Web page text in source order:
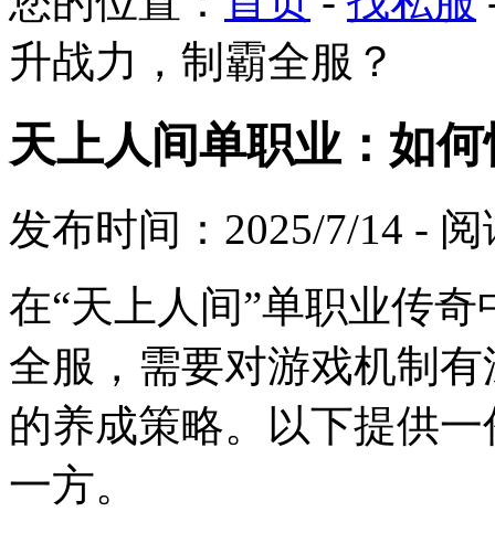
升战力，制霸全服？
天上人间单职业：如
发布时间：2025/7/14 -
在“天上人间”单职业传
全服，需要对游戏机制
的养成策略。以下提供
一方。